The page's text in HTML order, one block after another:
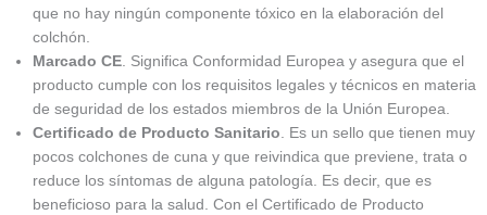
que no hay ningún componente tóxico en la elaboración del
colchón.
Marcado CE. Significa Conformidad Europea y asegura que el
producto cumple con los requisitos legales y técnicos en materia
de seguridad de los estados miembros de la Unión Europea.
Certificado de Producto Sanitario. Es un sello que tienen muy
pocos colchones de cuna y que reivindica que previene, trata o
reduce los síntomas de alguna patología. Es decir, que es
beneficioso para la salud. Con el Certificado de Producto